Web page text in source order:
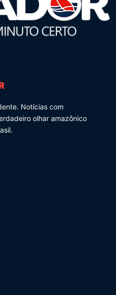
Notícias com
olhar amazônico